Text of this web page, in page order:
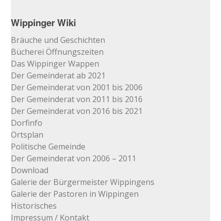
Wippinger Wiki
Bräuche und Geschichten
Bücherei Öffnungszeiten
Das Wippinger Wappen
Der Gemeinderat ab 2021
Der Gemeinderat von 2001 bis 2006
Der Gemeinderat von 2011 bis 2016
Der Gemeinderat von 2016 bis 2021
Dorfinfo
Ortsplan
Politische Gemeinde
Der Gemeinderat von 2006 – 2011
Download
Galerie der Bürgermeister Wippingens
Galerie der Pastoren in Wippingen
Historisches
Impressum / Kontakt